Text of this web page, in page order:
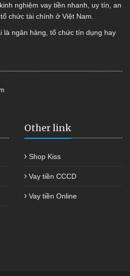
nghiệm vay tiền nhanh, uy tín, an
chức tài chính ở Việt Nam.
là ngân hàng, tổ chức tín dụng hay
Other link
Shop Kiss
Vay tiền CCCD
Vay tiền Online